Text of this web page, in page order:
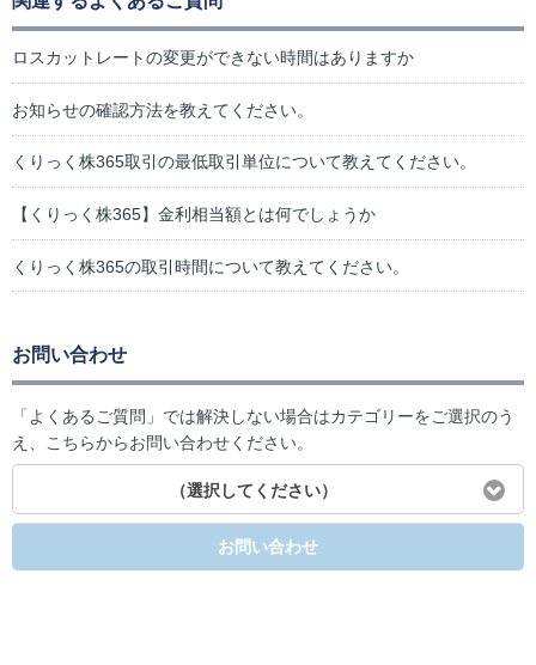
ロスカットレートの変更ができない時間はありますか
お知らせの確認方法を教えてください。
くりっく株365取引の最低取引単位について教えてください。
【くりっく株365】金利相当額とは何でしょうか
くりっく株365の取引時間について教えてください。
お問い合わせ
「よくあるご質問」では解決しない場合はカテゴリーをご選択のう
え、こちらからお問い合わせください。
（選択してください）
お問い合わせ